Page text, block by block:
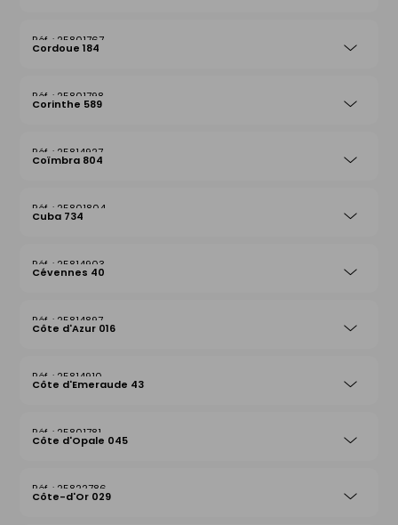
25801767
Cordoue 184
25801798
Corinthe 589
25814927
Coïmbra 804
25801804
Cuba 734
25814903
Cévennes 40
25814897
Côte d'Azur 016
25814910
Côte d'Emeraude 43
25801781
Côte d'Opale 045
25822786
Côte-d'Or 029